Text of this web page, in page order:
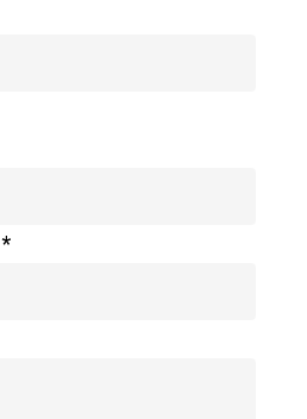
*